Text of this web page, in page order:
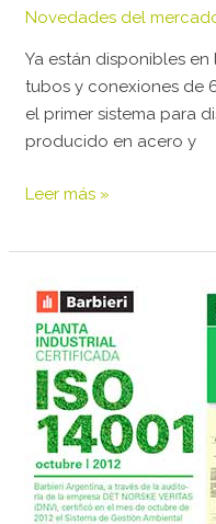
Novedades del
Ya están disponibles
tubos y conexiones de
el primer sistema para
producido en acero y
Leer más »
La
firma
Barbieri
certificó
el
Sistema
Gestión
Ambiental